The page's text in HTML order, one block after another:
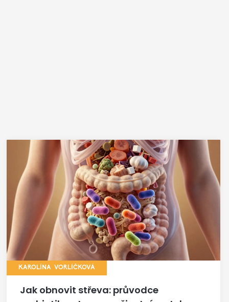
KAROLÍNA VORLÍČKOVÁ
Jak obnovit střeva: průvodce